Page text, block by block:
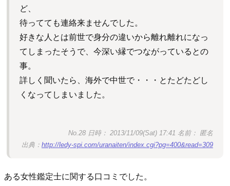
ど、
待ってても連絡来ませんでした。
好きな人とは前世で身分の違いから離れ離れになっ
てしまったそうで、今深い縁でつながっているとの
事。
詳しく聞いたら、海外で中世で・・・とたどたどし
くなってしまいました。
No.28 日時： 2013/11/09(Sat) 17:41 名前： 匿名
出典： http://ledy-spi.com/uranaiten/index.cgi?pg=400&read=309
ある女性鑑定士に関する口コミでした。